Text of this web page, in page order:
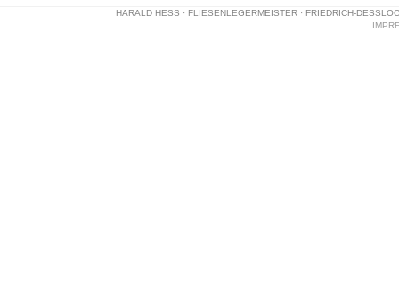
HARALD HESS · FLIESENLEGERMEISTER · FRIEDRICH-